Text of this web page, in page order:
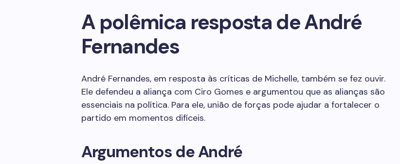
A polêmica resposta de André
Fernandes
André Fernandes, em resposta às críticas de Michelle, também se fez ouvir.
Ele defendeu a aliança com Ciro Gomes e argumentou que as alianças são
essenciais na política. Para ele, união de forças pode ajudar a fortalecer o
partido em momentos difíceis.
Argumentos de André